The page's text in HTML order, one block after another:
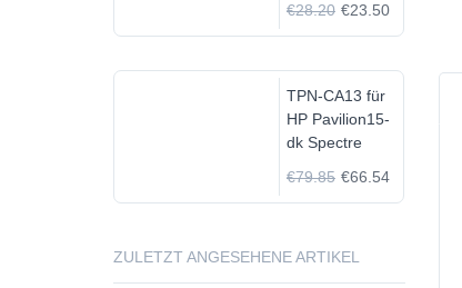
€28.20 €23.50
TPN-CA13 für
HP Pavilion15-
dk Spectre
€79.85 €66.54
ZULETZT ANGESEHENE ARTIKEL